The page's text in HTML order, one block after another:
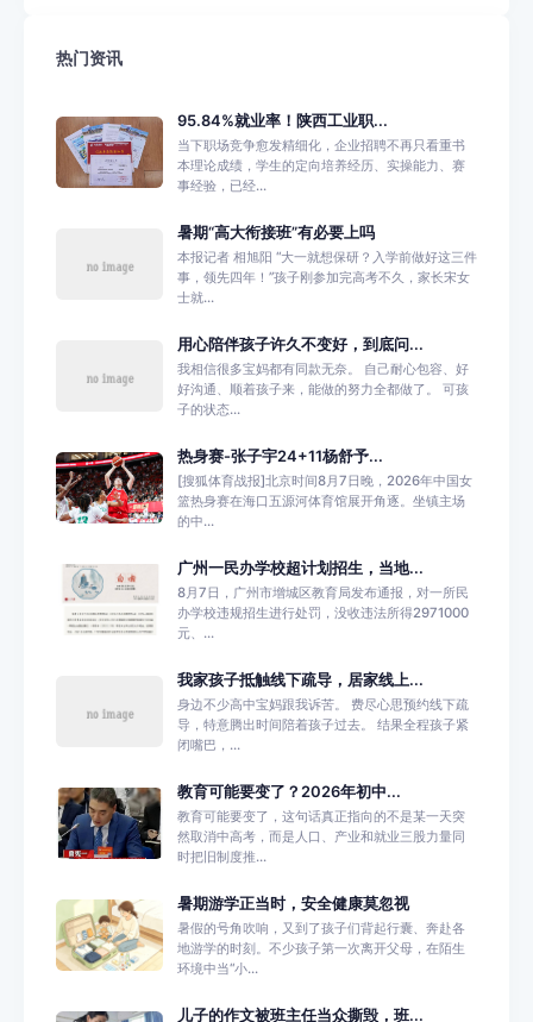
热门资讯
95.84%就业率！陕西工业职...
当下职场竞争愈发精细化，企业招聘不再只看重书
本理论成绩，学生的定向培养经历、实操能力、赛
事经验，已经...
暑期“高大衔接班”有必要上吗
本报记者 相旭阳 “大一就想保研？入学前做好这三件
事，领先四年！”孩子刚参加完高考不久，家长宋女
士就...
用心陪伴孩子许久不变好，到底问...
我相信很多宝妈都有同款无奈。 自己耐心包容、好
好沟通、顺着孩子来，能做的努力全都做了。 可孩
子的状态...
热身赛-张子宇24+11杨舒予...
[搜狐体育战报]北京时间8月7日晚，2026年中国女
篮热身赛在海口五源河体育馆展开角逐。坐镇主场
的中...
广州一民办学校超计划招生，当地...
8月7日，广州市增城区教育局发布通报，对一所民
办学校违规招生进行处罚，没收违法所得2971000
元、...
我家孩子抵触线下疏导，居家线上...
身边不少高中宝妈跟我诉苦。 费尽心思预约线下疏
导，特意腾出时间陪着孩子过去。 结果全程孩子紧
闭嘴巴，...
教育可能要变了？2026年初中...
教育可能要变了，这句话真正指向的不是某一天突
然取消中高考，而是人口、产业和就业三股力量同
时把旧制度推...
暑期游学正当时，安全健康莫忽视
暑假的号角吹响，又到了孩子们背起行囊、奔赴各
地游学的时刻。不少孩子第一次离开父母，在陌生
环境中当“小...
儿子的作文被班主任当众撕毁，班...